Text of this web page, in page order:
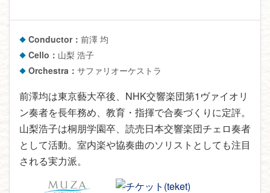
Conductor：前澤 均
Cello： 山梨 浩子
Orchestra：サファリオーケストラ
前澤均は東京藝大卒後、NHK交響楽団第1ヴァイオリ
ン奏者を長年務め、教育・指揮で合奏づくりに定評。
山梨浩子は桐朋学園卒、読売日本交響楽団チェロ奏者
として活動。室内楽や協奏曲のソリストとしても注目
される実力派。